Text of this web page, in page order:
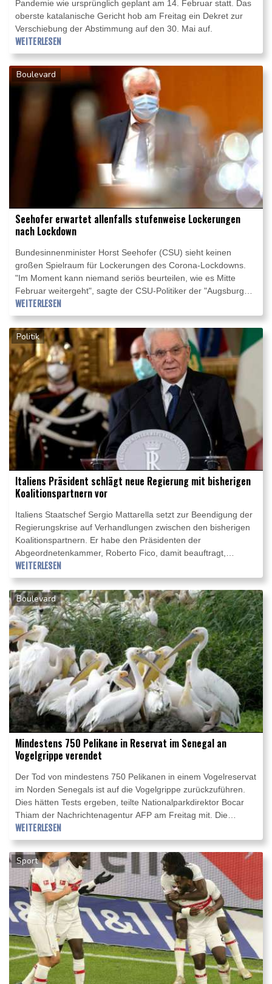
Pandemie wie ursprünglich geplant am 14. Februar statt. Das
oberste katalanische Gericht hob am Freitag ein Dekret zur
Verschiebung der Abstimmung auf den 30. Mai auf.
WEITERLESEN
Boulevard
Seehofer erwartet allenfalls stufenweise Lockerungen
nach Lockdown
Bundesinnenminister Horst Seehofer (CSU) sieht keinen
großen Spielraum für Lockerungen des Corona-Lockdowns.
"Im Moment kann niemand seriös beurteilen, wie es Mitte
Februar weitergeht", sagte der CSU-Politiker der "Augsburger
Allgemeinen" (Samstagsausgaben). "Aber eines kann man
nach allen Erfahrungen bei der Infektionsbekämpfung sagen:
Man wird auch nach einem Lockdown nicht sofort und
vollständig zu normalen Verhältnissen zurückkehren können",
betonte Seehofer. "Das wird nur stufenweise möglich sein.
Andernfalls droht ein Rückfall in die dritte Welle."
WEITERLESEN
Politik
Italiens Präsident schlägt neue Regierung mit bisherigen
Koalitionspartnern vor
Italiens Staatschef Sergio Mattarella setzt zur Beendigung der
Regierungskrise auf Verhandlungen zwischen den bisherigen
Koalitionspartnern. Er habe den Präsidenten der
Abgeordnetenkammer, Roberto Fico, damit beauftragt,
detaillierte Gespräche zwischen den Parteien einzuleiten,
erklärte Mattarella am Freitagabend. Für die Verhandlungen
setzte er eine Frist bis Dienstag.
WEITERLESEN
Boulevard
Mindestens 750 Pelikane in Reservat im Senegal an
Vogelgrippe verendet
Der Tod von mindestens 750 Pelikanen in einem Vogelreservat
im Norden Senegals ist auf die Vogelgrippe zurückzuführen.
Dies hätten Tests ergeben, teilte Nationalparkdirektor Bocar
Thiam der Nachrichtenagentur AFP am Freitag mit. Die
Kadaver der 740 Jung- und zehn erwachsenen Tiere waren
am 23. Januar entdeckt worden, am Mittwoch hatte das
Umweltministerium die Schließung des Nationalparks Djoudj
für Besucher verkündet.
WEITERLESEN
Sport